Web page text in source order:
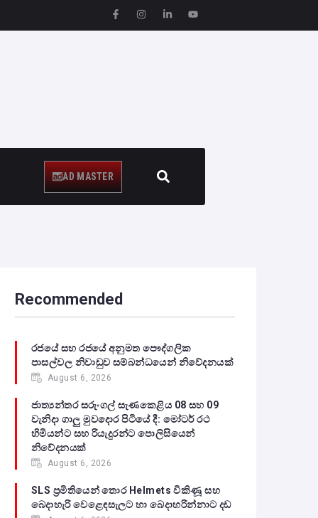
AD MASTER
Recommended
රජයේ සහ රජයේ අනුමත පෞද්ගලික
පාසල්වල නිවාඩුව සම්බන්ධයෙන් නිවේදනයක්
August 6, 2026
ජාත්‍යන්තර සරුංගල් සැණකෙළිය 08 සහ 09
වැනිදා ගාලු මුවදොර පිටියේ දී: මෝටර් රථ
හිමියන්ට සහ රියැදුරන්ට පොලිසියෙන්
නිවේදනයක්
August 6, 2026
SLS ප්‍රමිතියෙන් තොර Helmets විකිණූ සහ
බෙදාහැරි වෙළෙඳසැලට හා බෙදාහරින්නාට දඩ